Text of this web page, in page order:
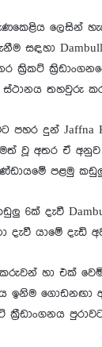
ලෙසින්
සඳහා
ක්‍රිකට්
තහවුරු කර
පහර දුන්
වූ අතර ඒ අනුව
පළමු
6ක් දැවී
දැවී යාමේ දැඩි
හා එක්
ඉනිම ගොඩනඟා
ක්‍රීඩාංගනය